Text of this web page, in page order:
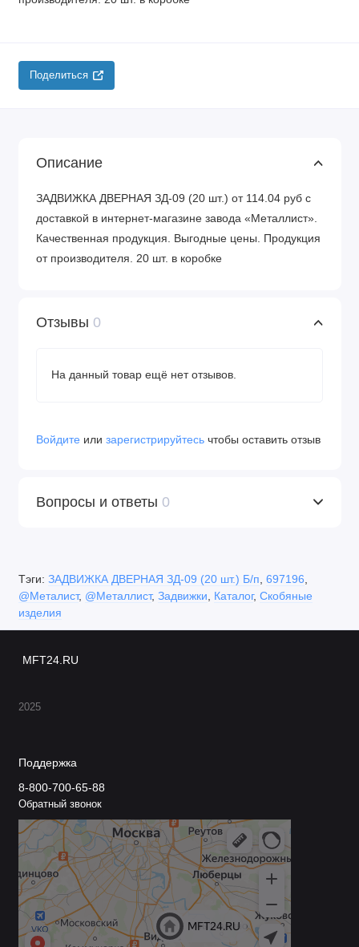
Поделиться
Описание
ЗАДВИЖКА ДВЕРНАЯ ЗД-09 (20 шт.) от 114.04 руб с
доставкой в интернет-магазине завода «Металлист».
Качественная продукция. Выгодные цены. Продукция
от производителя. 20 шт. в коробке
Отзывы 0
На данный товар ещё нет отзывов.
Войдите или зарегистрируйтесь чтобы оставить отзыв
Вопросы и ответы 0
Тэги: ЗАДВИЖКА ДВЕРНАЯ ЗД-09 (20 шт.) Б/п 697196
@Металист, @Металлист, Задвижки Каталог, Скобяные
изделия
MFT24.RU
2025
Поддержка
8-800-700-65-88
Обратный звонок